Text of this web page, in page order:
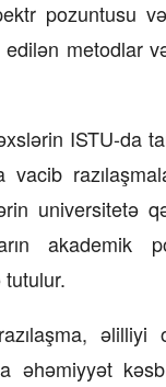
pozuntusu
metodlar
ISTU-da
vacib
universitetə
akademik
tutulur.
əlilliyi
əhəmiyyət